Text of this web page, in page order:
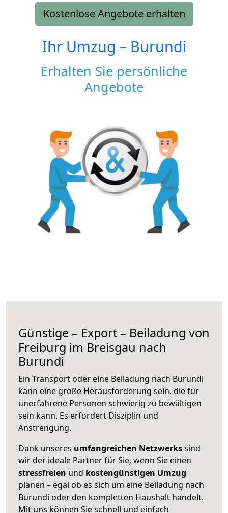
Kostenlose Angebote erhalten
Ihr Umzug – Burundi
Erhalten Sie persönliche
Angebote
Günstige – Export – Beiladung von
Freiburg im Breisgau nach
Burundi
Ein Transport oder eine Beiladung nach Burundi
kann eine große Herausforderung sein, die für
unerfahrene Personen schwierig zu bewältigen
sein kann. Es erfordert Disziplin und
Anstrengung.
Dank unseres umfangreichen Netzwerkssind
wir der ideale Partner für Sie, wenn Sie einen
stressfreien und kostengünstigen Umzug
planen – egal ob es sich um eine Beiladung nach
Burundi oder den kompletten Haushalt handelt.
Mit uns können Sie schnell und einfach